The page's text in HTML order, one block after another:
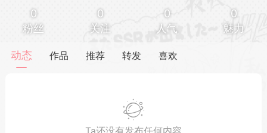
短位靓号彰显与众不同
0
粉丝
0
关注
0
人气
0
魅力
动态 作品 推荐 转发 喜欢